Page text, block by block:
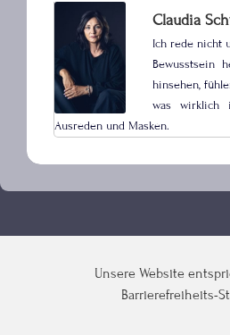
Claudia
Ich rede nicht
Bewusstsein
hinsehen,
was
Ausreden und Masken.
Unsere Website
Barrierefreiheits-